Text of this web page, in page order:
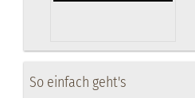
So einfach geht's